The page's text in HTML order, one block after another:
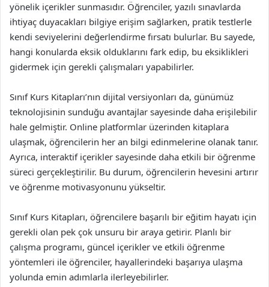
yönelik içerikler sunmasıdır. Öğrenciler, yazılı sınavlarda
ihtiyaç duyacakları bilgiye erişim sağlarken, pratik testlerle
kendi seviyelerini değerlendirme fırsatı bulurlar. Bu sayede,
hangi konularda eksik olduklarını fark edip, bu eksiklikleri
gidermek için gerekli çalışmaları yapabilirler.
Sınıf Kurs Kitapları’nın dijital versiyonları da, günümüz
teknolojisinin sunduğu avantajlar sayesinde daha erişilebilir
hale gelmiştir. Online platformlar üzerinden kitaplara
ulaşmak, öğrencilerin her an bilgi edinmelerine olanak tanır.
Ayrıca, interaktif içerikler sayesinde daha etkili bir öğrenme
süreci gerçekleştirilir. Bu durum, öğrencilerin hevesini artırır
ve öğrenme motivasyonunu yükseltir.
Sınıf Kurs Kitapları, öğrencilere başarılı bir eğitim hayatı için
gerekli olan pek çok unsuru bir araya getirir. Planlı bir
çalışma programı, güncel içerikler ve etkili öğrenme
yöntemleri ile öğrenciler, hayallerindeki başarıya ulaşma
yolunda emin adımlarla ilerleyebilirler.